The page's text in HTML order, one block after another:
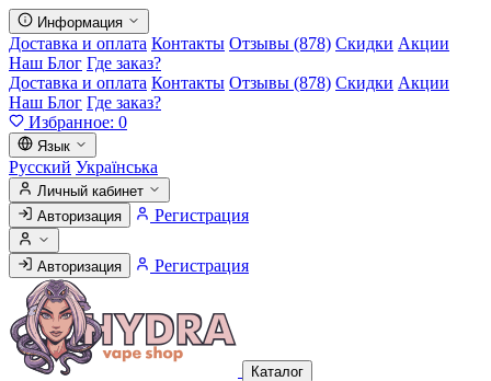
Информация
Доставка и оплата Контакты Отзывы (878) Скидки Акции
Наш Блог Где заказ?
Доставка и оплата Контакты Отзывы (878) Скидки Акции
Наш Блог Где заказ?
Избранное: 0
Язык
Русский Українська
Личный кабинет
Авторизация
Регистрация
Авторизация Регистрация
Каталог